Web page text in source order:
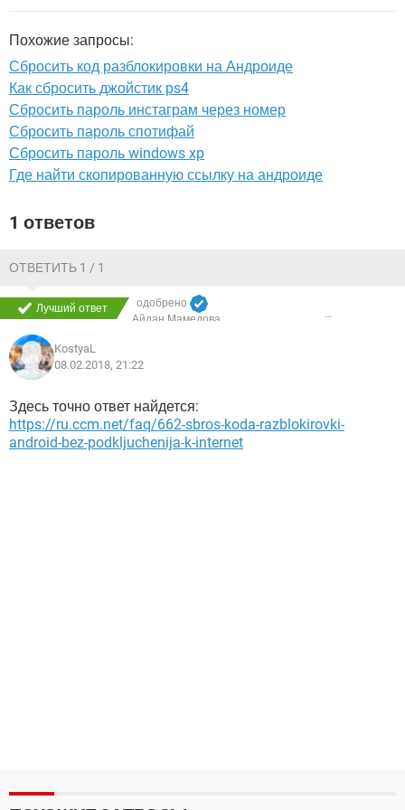
YANDEX
Похожие запросы:
Сбросить код разблокировки на Андроиде
Как сбросить джойстик ps4
Сбросить пароль инстаграм через номер
Сбросить пароль спотифай
Сбросить пароль windows xp
Где найти скопированную ссылку на андроиде
1 ответов
ОТВЕТИТЬ 1 / 1
Лучший ответ
одобрено
Айдан Мамедова
KostyaL
08.02.2018, 21:22
Здесь точно ответ найдется:
https://ru.ccm.net/faq/662-sbros-koda-razblokirovki-
android-bez-podkljuchenija-k-internet